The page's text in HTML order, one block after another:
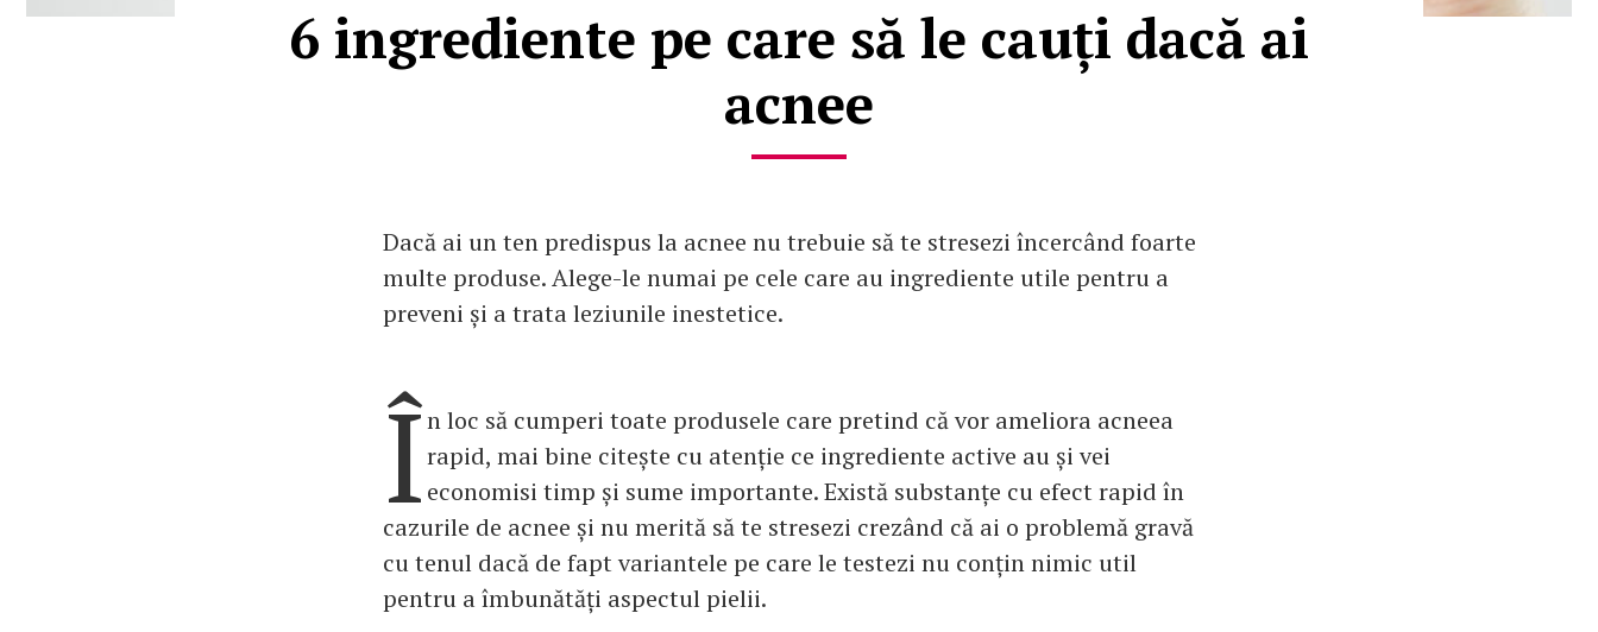
6 ingrediente pe care să le cauți dacă ai
acnee
Dacă ai un ten predispus la acnee nu trebuie să te stresezi încercând foarte
multe produse. Alege-le numai pe cele care au ingrediente utile pentru a
preveni și a trata leziunile inestetice.
În loc să cumperi toate produsele care pretind că vor ameliora acneea
rapid, mai bine citește cu atenție ce ingrediente active au și vei
economisi timp și sume importante. Există substanțe cu efect rapid în
cazurile de acnee și nu merită să te stresezi crezând că ai o problemă gravă
cu tenul dacă de fapt variantele pe care le testezi nu conțin nimic util
pentru a îmbunătăți aspectul pielii.